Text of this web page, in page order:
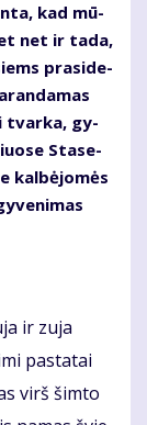
kad mū­
net ir ta­da,
pra­si­de­
tvar­ka, gy­
Sta­se­
kal­bė­jo­mės
ir zu­ja
pa­sta­tai
virš šim­to